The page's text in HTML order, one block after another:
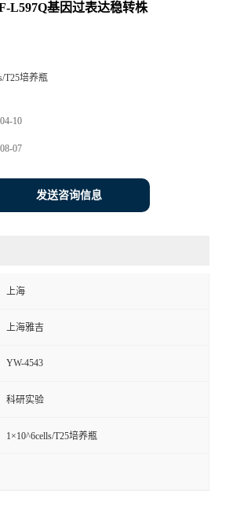
L597Q基因过表达稳转株
T25培养瓶
10
07
发送咨询信息
上海
上海雅吉
YW-4543
科研实验
1×10^6cells/T25培养瓶